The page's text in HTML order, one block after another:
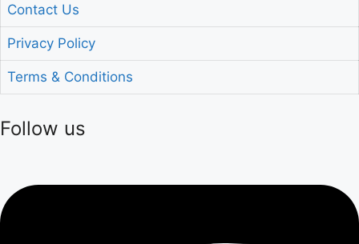
Contact Us
Privacy Policy
Terms & Conditions
Follow us